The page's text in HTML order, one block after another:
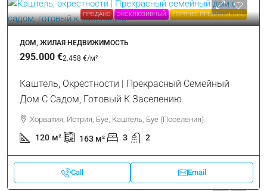
ПРОДАНО ЭКСКЛЮЗИВНЫЙ ГОРЯЧЕЕ ПРЕДЛОЖЕНИЕ
ДОМ, ЖИЛАЯ НЕДВИЖИМОСТЬ
295.000 €2.458 €/м²
Каштель, Окрестности | Прекрасный Семейный
Дом С Садом, Готовый К Заселению
Хорватия, Истрия, Буе, Каштель, Буе (Поселения)
120 м² 163 м² 3 2
Call Email